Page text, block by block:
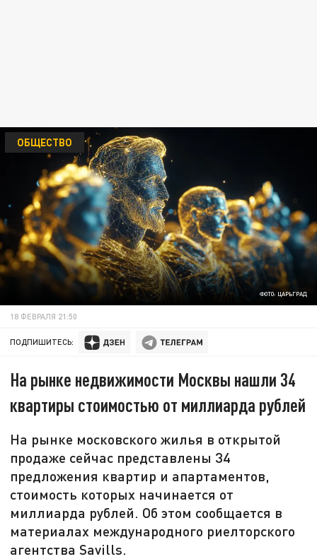
ФОТО: ЦАРЬГРАД
ОБЩЕСТВО
18 ФЕВРАЛЯ 21:50
ПОДПИШИТЕСЬ:
На рынке недвижимости Москвы нашли 34
квартиры стоимостью от миллиарда рублей
На рынке московского жилья в открытой
продаже сейчас представлены 34
предложения квартир и апартаментов,
стоимость которых начинается от
миллиарда рублей. Об этом сообщается в
материалах международного риелторского
агентства Savills.